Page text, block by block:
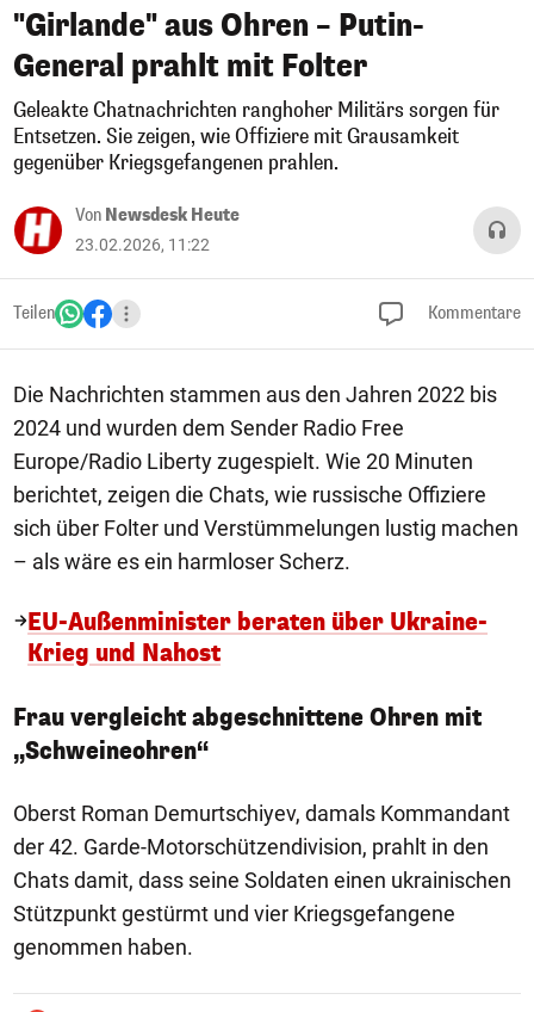
"Girlande" aus Ohren – Putin-
General prahlt mit Folter
Geleakte Chatnachrichten ranghoher Militärs sorgen für
Entsetzen. Sie zeigen, wie Offiziere mit Grausamkeit
gegenüber Kriegsgefangenen prahlen.
Von Newsdesk Heute
23.02.2026, 11:22
Teilen Kommentare
Die Nachrichten stammen aus den Jahren 2022 bis
2024 und wurden dem Sender Radio Free
Europe/Radio Liberty zugespielt. Wie 20 Minuten
berichtet, zeigen die Chats, wie russische Offiziere
sich über Folter und Verstümmelungen lustig machen
– als wäre es ein harmloser Scherz.
EU-Außenminister beraten über Ukraine-
Krieg und Nahost
Frau vergleicht abgeschnittene Ohren mit
„Schweineohren“
Oberst Roman Demurtschiyev, damals Kommandant
der 42. Garde-Motorschützendivision, prahlt in den
Chats damit, dass seine Soldaten einen ukrainischen
Stützpunkt gestürmt und vier Kriegsgefangene
genommen haben.